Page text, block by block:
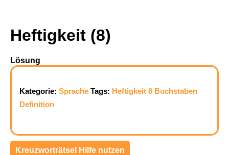
Heftigkeit (8)
Lösung
Kategorie: Sprache Tags: Heftigkeit 8 Buchstaben
Definition
Kreuzworträtsel Hilfe nutzen